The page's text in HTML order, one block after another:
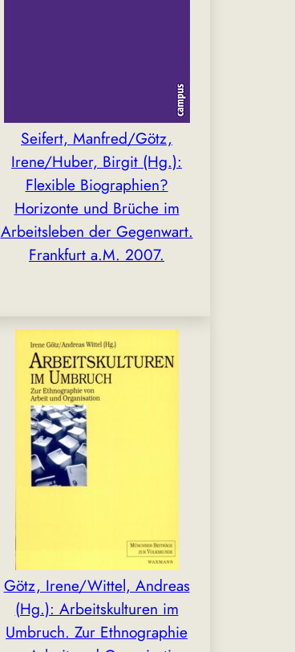
Seifert, Manfred/Götz,
Irene/Huber, Birgit (Hg.):
Flexible Biographien?
Horizonte und Brüche im
Arbeitsleben der Gegenwart.
Frankfurt a.M. 2007.
Götz, Irene/Wittel, Andreas
(Hg.): Arbeitskulturen im
Umbruch. Zur Ethnographie